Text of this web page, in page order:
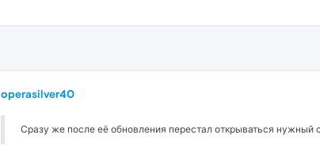
operasilver40
Сразу же после её обновления перестал открываться нужный